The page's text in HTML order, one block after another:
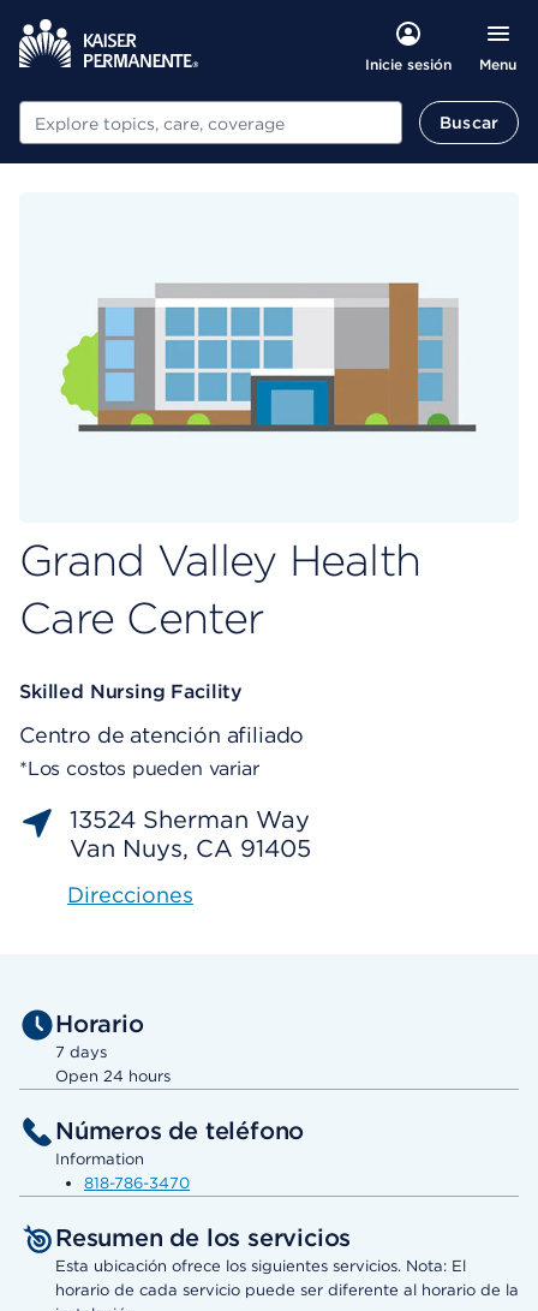
Inicie sesión Menu
Buscar Buscar
Grand Valley Health
Care Center
Skilled Nursing Facility
Centro de atención afiliado
*Los costos pueden variar
13524 Sherman Way
Van Nuys, CA 91405
Direcciones
Horario
7 days
Open 24 hours
Números de teléfono
Information
818-786-3470
Resumen de los servicios
Esta ubicación ofrece los siguientes servicios. Nota: El
horario de cada servicio puede ser diferente al horario de la